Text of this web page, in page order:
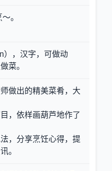
。
），汉字，可做动
菜。
做出的精美菜肴，大
，依样画葫芦地作了
，分享烹饪心得，提
。